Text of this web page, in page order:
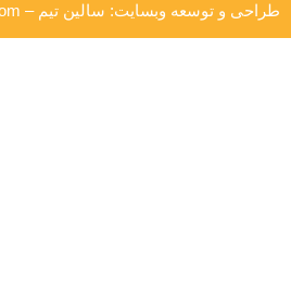
طراحی و توسعه وبسایت: سالین تیم – salinteam.com